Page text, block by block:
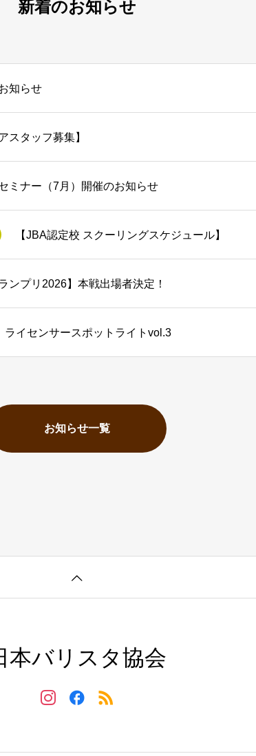
新着のお知らせ
知らせ
スタッフ募集】
ミナー（7月）開催のお知らせ
【JBA認定校 スクーリングスケジュール】
ンプリ2026】本戦出場者決定！
ライセンサースポットライトvol.3
お知らせ一覧
本バリスタ協会